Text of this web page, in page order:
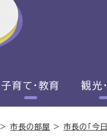
子育て・教育 観光
>市長の部屋 >市長の「今